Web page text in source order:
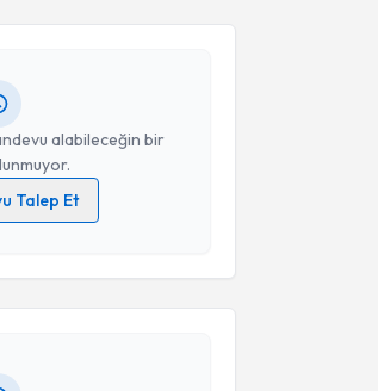
Gönder
alabileceğin bir
Talep Et
ilişkinAydınlatma Metni
talebi oluşturun. Size bu
takvim hazırlandığında e-